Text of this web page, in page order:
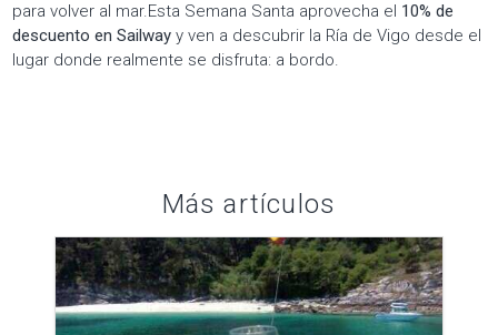
para volver al mar.Esta Semana Santa aprovecha el 10% de
descuento en Sailway y ven a descubrir la Ría de Vigo desde el
lugar donde realmente se disfruta: a bordo.
Más artículos